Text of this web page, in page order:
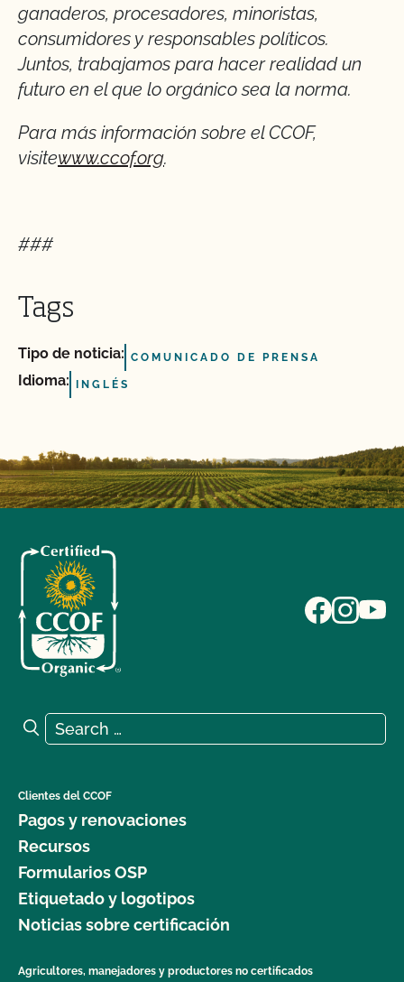
ganaderos, procesadores, minoristas,
consumidores y responsables políticos.
Juntos, trabajamos para hacer realidad un
futuro en el que lo orgánico sea la norma.
Para más información sobre el CCOF,
visitewww.ccof.org.
###
Tags
Tipo de noticia: COMUNICADO DE PRENSA
Idioma: INGLÉS
Search for:
Search
Clientes del CCOF
Pagos y renovaciones
Recursos
Formularios OSP
Etiquetado y logotipos
Noticias sobre certificación
Agricultores, manejadores y productores no certificados